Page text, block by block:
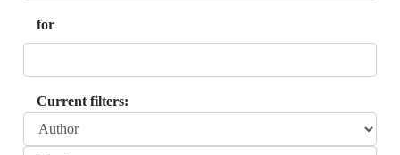
for
Current filters: